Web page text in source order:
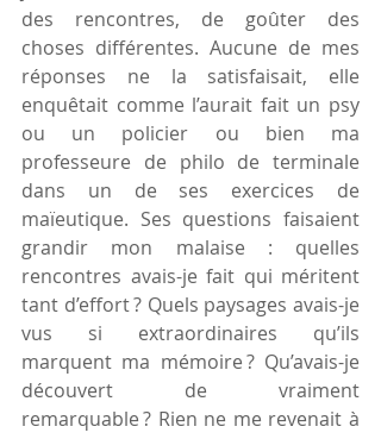
des rencontres, de goûter des
choses différentes. Aucune de mes
réponses ne la satisfaisait, elle
enquêtait comme l’aurait fait un psy
ou un policier ou bien ma
professeure de philo de terminale
dans un de ses exercices de
maïeutique. Ses questions faisaient
grandir mon malaise : quelles
rencontres avais-je fait qui méritent
tant d’effort ? Quels paysages avais-je
vus si extraordinaires qu’ils
marquent ma mémoire ? Qu’avais-je
découvert de vraiment
remarquable ? Rien ne me revenait à